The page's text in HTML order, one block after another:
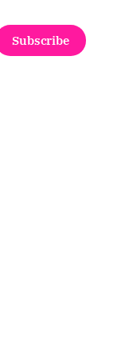
Subscribe